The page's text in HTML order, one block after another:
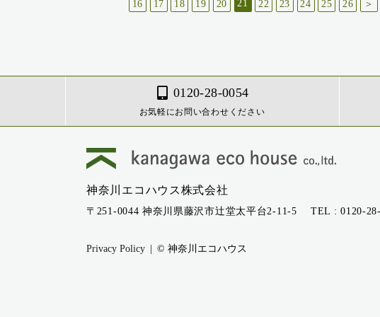
16 17 18 19 20 21 22 23 24 25 26 ＞
0120-28-0054
お気軽にお問い合わせください
神奈川エコハウス株式会社
〒251-0044 神奈川県藤沢市辻堂太平台2-11-5 TEL :0120-
Privacy Policy © 神奈川エコハウス